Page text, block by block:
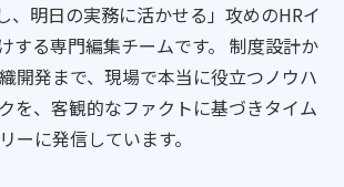
、明日の実務に活かせる」攻めのHRイ
する専門編集チームです。 制度設計か
開発まで、現場で本当に役立つノウハ
を、客観的なファクトに基づきタイム
リーに発信しています。